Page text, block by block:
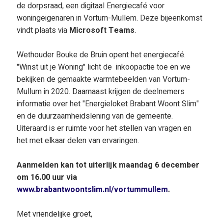
de dorpsraad, een digitaal Energiecafé voor
woningeigenaren in Vortum-Mullem. Deze bijeenkomst
vindt plaats via Microsoft Teams.
Wethouder Bouke de Bruin opent het energiecafé.
"Winst uit je Woning" licht de inkoopactie toe en we
bekijken de gemaakte warmtebeelden van Vortum-
Mullum in 2020. Daarnaast krijgen de deelnemers
informatie over het "Energieloket Brabant Woont Slim"
en de duurzaamheidslening van de gemeente.
Uiteraard is er ruimte voor het stellen van vragen en
het met elkaar delen van ervaringen.
Aanmelden kan tot uiterlijk maandag 6 december
om 16.00 uur via
www.brabantwoontslim.nl/vortummullem.
Met vriendelijke groet,